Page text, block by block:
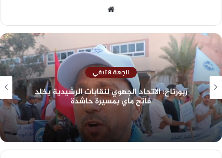
الجهة 8 تيفي
ربورتاج: الاتحاد الجهوي لنقابات الرشيدية يخلد
فاتح ماي بمسيرة حاشدة